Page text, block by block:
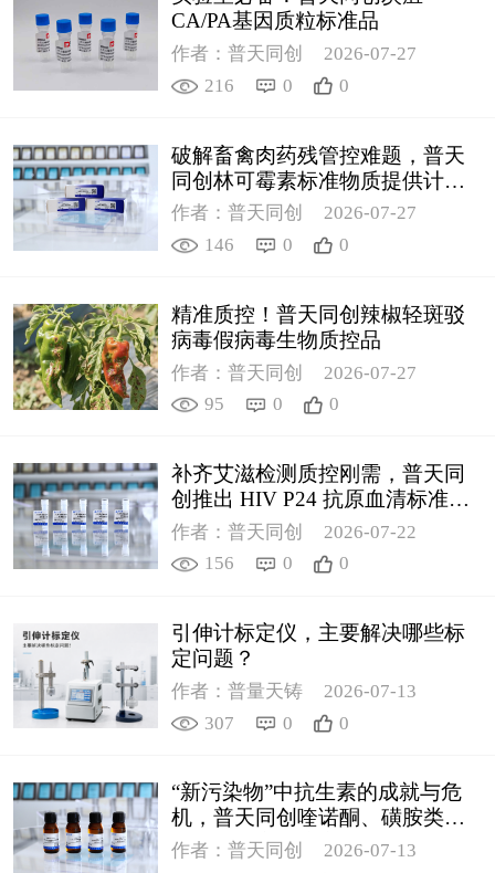
CA/PA基因质粒标准品
作者：普天同创
2026-07-27
216
0 0
破解畜禽肉药残管控难题，普天
同创林可霉素标准物质提供计量
支撑
作者：普天同创
2026-07-27
146
0 0
精准质控！普天同创辣椒轻斑驳
病毒假病毒生物质控品
作者：普天同创
2026-07-27
95
0 0
补齐艾滋检测质控刚需，普天同
创推出 HIV P24 抗原血清标准物
质
作者：普天同创
2026-07-22
156
0 0
引伸计标定仪，主要解决哪些标
定问题？
作者：普量天铸
2026-07-13
307
0 0
“新污染物”中抗生素的成就与危
机，普天同创喹诺酮、磺胺类质
控新品筑牢环境安全防线
作者：普天同创
2026-07-13